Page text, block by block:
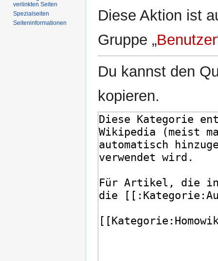
Diese Aktion ist
Gruppe „Benutzer
Du kannst den
kopieren.
verlinkten Seiten
Spezialseiten
Seiten­­informationen